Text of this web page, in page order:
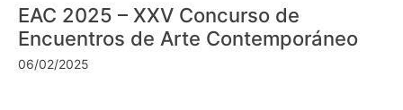
EAC 2025 – XXV Concurso de
Encuentros de Arte Contemporáneo
06/02/2025